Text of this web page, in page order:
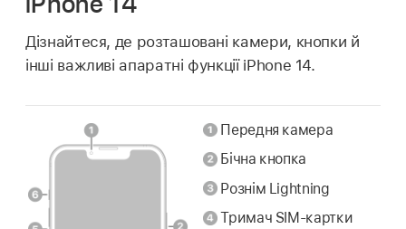
Дізнайтеся, де розташовані камери, кнопки й
інші важливі апаратні функції iPhone 14.
Передня камера
Бічна кнопка
Рознім Lightning
Тримач SIM-картки